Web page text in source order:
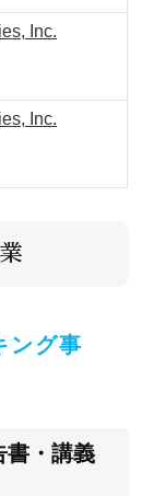
Inc.
Inc.
ング事
・講義